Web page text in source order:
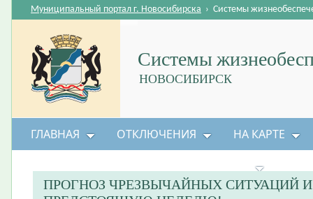
Системы
НОВОСИБИРСК
Муниципальный портал г. Новосибирска › Системы
ГЛАВНАЯ ОТКЛЮЧЕНИЯ НА КАРТЕ
ПРОГНОЗ ЧРЕЗВЫЧАЙНЫХ СИТУАЦИЙ